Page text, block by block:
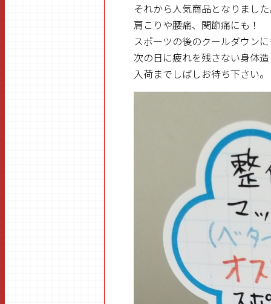
それから人気商品となりまし
肩こりや腰痛、関節痛にも！
スポーツの後のクールダウン
次の日に疲れを残さない身体
入荷までしばしお待ち下さい。